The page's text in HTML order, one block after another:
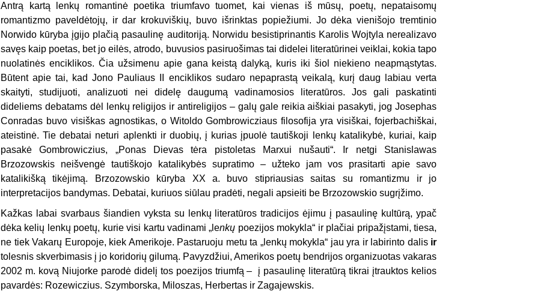
Antrą kartą lenkų romantinė poetika triumfavo tuomet, kai vienas iš mūsų, poetų, nepataisomų
romantizmo paveldėtojų, ir dar krokuviškių, buvo išrinktas popiežiumi. Jo dėka vienišojo tremtinio
Norwido kūryba įgijo plačią pasaulinę auditoriją. Norwidu besistiprinantis Karolis Wojtyla nerealizavo
savęs kaip poe­tas, bet jo eilės, atrodo, buvusios pasiruošimas tai didelei literatūrinei veiklai, kokia tapo
nuolatinės enciklikos. Čia užsimenu apie gana keistą dalyką, kuris iki šiol niekieno neapmąstytas.
Būtent apie tai, kad Jono Pauliaus II enciklikos sudaro nepaprastą veikalą, kurį daug labiau verta
skaityti, studijuoti, analizuoti nei didelę daugumą vadinamosios literatūros. Jos gali paskatinti
dideliems debatams dėl lenkų religijos ir antireligijos – galų gale reikia aiškiai pasakyti, jog Josephas
Conradas buvo visiškas agnostikas, o Witoldo Gombrowicziaus filosofija yra visiškai, fojerbachiškai,
ateistinė. Tie debatai neturi aplenkti ir duo­bių, į kurias įpuolė tautiškoji lenkų katalikybė, kuriai, kaip
pasakė Gombrowiczius, „Ponas Dievas tėra pistoletas Marxui nušauti“. Ir netgi Stanislawas
Brzozowskis neišvengė tautiškojo katalikybės supratimo – užteko jam vos pra­sitarti apie savo
katalikišką tikėjimą. Brzozowskio kūryba XX a. buvo stipriau­sias saitas su romantizmu ir jo
interpretacijos bandymas. Debatai, kuriuos siūlau pradėti, negali apsieiti be Brzozowskio sugrįžimo.
Kažkas labai svarbaus šiandien vyksta su lenkų literatūros tradicijos ėjimu į pasaulinę kultūrą, ypač
dėka kelių lenkų poetų, kurie visi kartu vadinami „lenkų poezijos mokykla“ ir plačiai pripažįstami, tiesa,
ne tiek Vakarų Europoje, kiek Amerikoje. Pastaruoju metu ta „lenkų mokykla“ jau yra ir labirinto dalis ir
tolesnis skverbimasis į jo koridorių gilumą. Pavyzdžiui, Amerikos poetų bendrijos organizuotas vakaras
2002 m. kovą Niujorke parodė didelį tos poezijos triumfą – į pasaulinę literatūrą tikrai įtrauktos kelios
pavardės: Rozewiczius. Szymborska, Miloszas, Herbertas ir Zagajewskis.